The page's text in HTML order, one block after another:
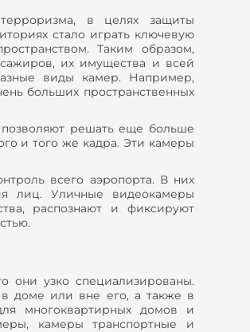
в целях защиты
стало играть ключевую
Таким образом,
их имущества и всей
виды камер. Например,
больших пространственных
решать еще больше
и того же кадра. Эти камеры
всего аэропорта. В них
лиц. Уличные видеокамеры
распознают и фиксируют
они узко специализированы.
доме или вне его, а также в
многоквартирных домов и
камеры транспортные и